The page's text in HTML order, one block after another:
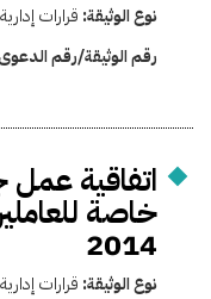
نوع الوثيقة: قرارات
رقم الوثيقة/رقم
اتفاقية عمل
خاصة
2014
نوع الوثيقة: قرارات